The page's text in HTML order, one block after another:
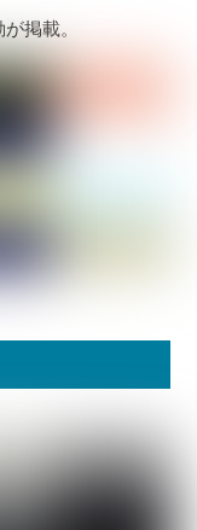
掲載。